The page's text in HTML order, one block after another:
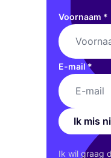
Voornaam *
E-mail*
Ik mis
Ik wil graag